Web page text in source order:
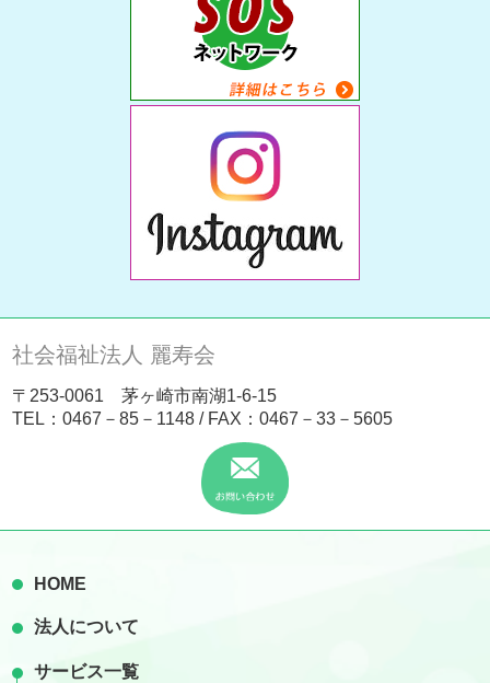
社会福祉法人 麗寿会
〒253-0061 茅ヶ崎市南湖1-6-15
TEL：0467－85－1148 / FAX：0467－33－5605
HOME
法人について
サービス一覧